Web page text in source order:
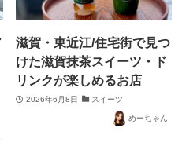
滋賀・東近江/住宅街で見つ
けた滋賀抹茶スイーツ・ド
リンクが楽しめるお店
2026年6月8日 スイーツ
めーちゃん